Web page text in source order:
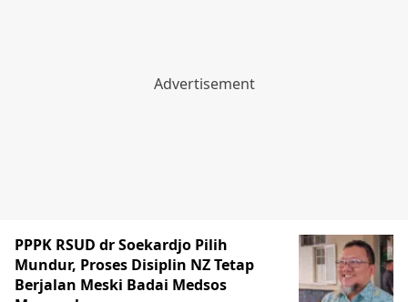
PPPK RSUD dr Soekardjo Pilih
Mundur, Proses Disiplin NZ Tetap
Berjalan Meski Badai Medsos